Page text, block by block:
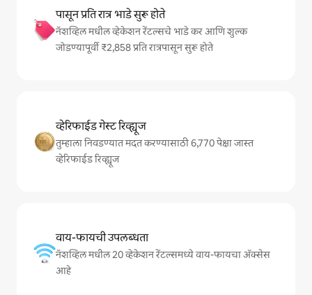
पासून प्रति रात्र भाडे सुरू होते
नॅशव्हिल मधील व्हेकेशन रेंटल्सचे भाडे कर आणि शुल्क
जोडण्यापूर्वी ₹2,858 प्रति रात्रपासून सुरू होते
व्हेरिफाईड गेस्ट रिव्ह्यूज
तुम्हाला निवडण्यात मदत करण्यासाठी 6,770 पेक्षा जास्त
व्हेरिफाईड रिव्ह्यूज
वाय-फायची उपलब्धता
नॅशव्हिल मधील 20 व्हेकेशन रेंटल्समध्ये वाय-फायचा अ‍ॅक्सेस
आहे